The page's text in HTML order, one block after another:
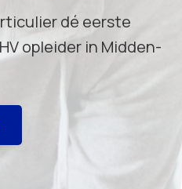
dé eerste
opleider in Midden-